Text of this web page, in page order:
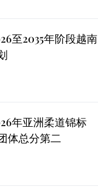
至2035年阶段越南
年亚洲柔道锦标
体总分第二